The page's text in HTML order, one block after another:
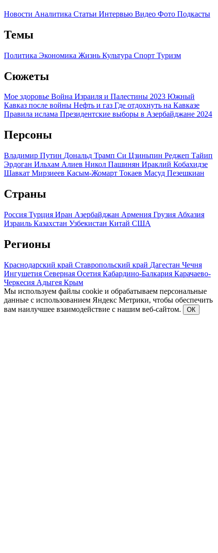
Новости Аналитика Статьи Интервью Видео Фото Подкасты
Темы
Политика Экономика Жизнь Культура Спорт Туризм
Сюжеты
Мое здоровье Война Израиля и Палестины 2023 Южный
Кавказ после войны Нефть и газ Где отдохнуть на Кавказе
Правила ислама Президентские выборы в Азербайджане 2024
Персоны
Владимир Путин Дональд Трамп Си Цзиньпин Реджеп Тайип
Эрдоган Ильхам Алиев Никол Пашинян Ираклий Кобахидзе
Шавкат Мирзиеев Касым-Жомарт Токаев Масуд Пезешкиан
Страны
Россия Турция Иран Азербайджан Армения Грузия Абхазия
Израиль Казахстан Узбекистан Китай США
Регионы
Краснодарский край Ставропольский край Дагестан Чечня
Ингушетия Северная Осетия Кабардино-Балкария Карачаево-
Черкесия Адыгея Крым
Мы используем файлы cookie и обрабатываем персональные
данные с использованием Яндекс Метрики, чтобы обеспечить
вам наилучшее взаимодействие с нашим веб-сайтом.
ОК